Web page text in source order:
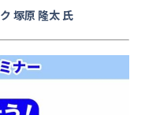
塚原 隆太 氏